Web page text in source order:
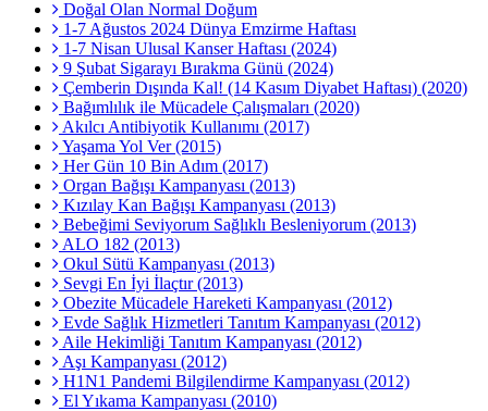
Doğal Olan Normal Doğum
1-7 Ağustos 2024 Dünya Emzirme Haftası
1-7 Nisan Ulusal Kanser Haftası (2024)
9 Şubat Sigarayı Bırakma Günü (2024)
Çemberin Dışında Kal! (14 Kasım Diyabet Haftası) (2020)
Bağımlılık ile Mücadele Çalışmaları (2020)
Akılcı Antibiyotik Kullanımı (2017)
Yaşama Yol Ver (2015)
Her Gün 10 Bin Adım (2017)
Organ Bağışı Kampanyası (2013)
Kızılay Kan Bağışı Kampanyası (2013)
Bebeğimi Seviyorum Sağlıklı Besleniyorum (2013)
ALO 182 (2013)
Okul Sütü Kampanyası (2013)
Sevgi En İyi İlaçtır (2013)
Obezite Mücadele Hareketi Kampanyası (2012)
Evde Sağlık Hizmetleri Tanıtım Kampanyası (2012)
Aile Hekimliği Tanıtım Kampanyası (2012)
Aşı Kampanyası (2012)
H1N1 Pandemi Bilgilendirme Kampanyası (2012)
El Yıkama Kampanyası (2010)